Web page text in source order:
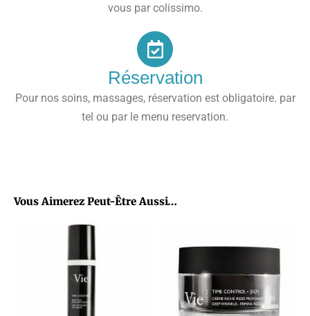
Vous Aimerez Peut-Être Aussi…
vous par colissimo.
Réservation
Pour nos soins, massages, réservation est obligatoire. par
tel ou par le menu reservation.